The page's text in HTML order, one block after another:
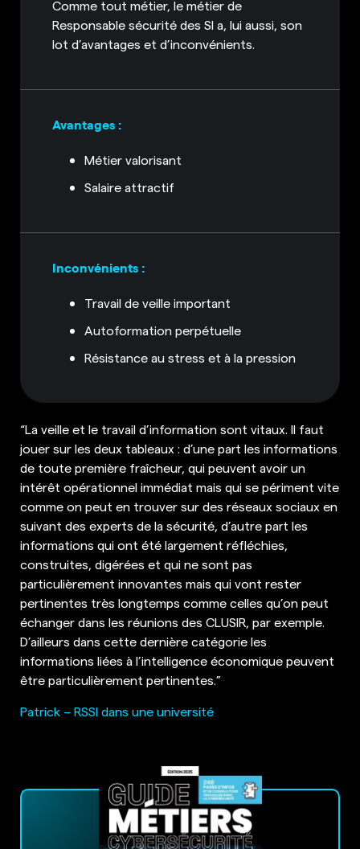
Comme tout métier, le métier de
Responsable sécurité des SI a, lui aussi, son
lot d’avantages et d’inconvénients.
Avantages :
Métier valorisant
Salaire attractif
Inconvénients :
Travail de veille important
Autoformation perpétuelle
Résistance au stress et à la pression
“La veille et le travail d’information sont vitaux. Il faut
jouer sur les deux tableaux : d’une part les informations
de toute première fraîcheur, qui peuvent avoir un
intérêt opérationnel immédiat mais qui se périment vite
comme on peut en trouver sur des réseaux sociaux en
suivant des experts de la sécurité, d’autre part les
informations qui ont été largement réfléchies,
construites, digérées et qui ne sont pas
particulièrement innovantes mais qui vont rester
pertinentes très longtemps comme celles qu’on peut
échanger dans les réunions des CLUSIR, par exemple.
D’ailleurs dans cette dernière catégorie les
informations liées à l’intelligence économique peuvent
être particulièrement pertinentes.”
Patrick – RSSI dans une université